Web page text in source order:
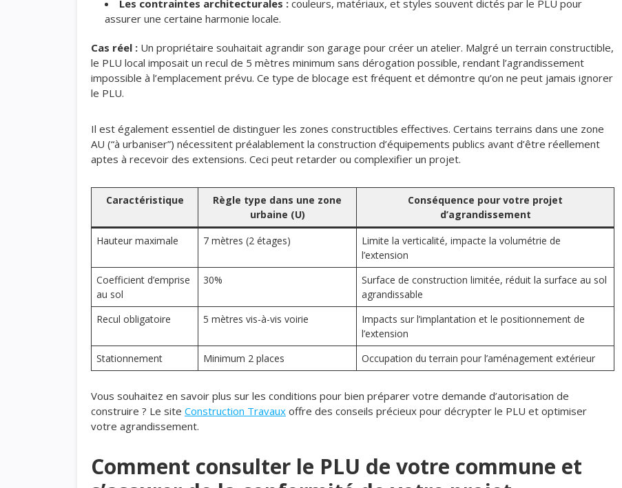
Les contraintes architecturales : couleurs, matériaux, et styles souvent dictés par le PLU pour
assurer une certaine harmonie locale.
Cas réel : Un propriétaire souhaitait agrandir son garage pour créer un atelier. Malgré un terrain constructible,
le PLU local imposait un recul de 5 mètres minimum sans dérogation possible, rendant l’agrandissement
impossible à l’emplacement prévu. Ce type de blocage est fréquent et démontre qu’on ne peut jamais ignorer
le PLU.
Il est également essentiel de distinguer les zones constructibles effectives. Certains terrains dans une zone
AU (“à urbaniser”) nécessitent préalablement la construction d’équipements publics avant d’être réellement
aptes à recevoir des extensions. Ceci peut retarder ou complexifier un projet.
Caractéristique
Règle type dans une zone
urbaine (U)
Conséquence pour votre projet
d’agrandissement
Hauteur maximale
7 mètres (2 étages)
Limite la verticalité, impacte la volumétrie de
l’extension
Coefficient d’emprise
au sol
30%
Surface de construction limitée, réduit la surface au sol
agrandissable
Recul obligatoire
5 mètres vis-à-vis voirie
Impacts sur l’implantation et le positionnement de
l’extension
Stationnement
Minimum 2 places Occupation du terrain pour l’aménagement extérieur
Vous souhaitez en savoir plus sur les conditions pour bien préparer votre demande d’autorisation de
construire ? Le site Construction Travaux offre des conseils précieux pour décrypter le PLU et optimiser
votre agrandissement.
Comment consulter le PLU de votre commune et